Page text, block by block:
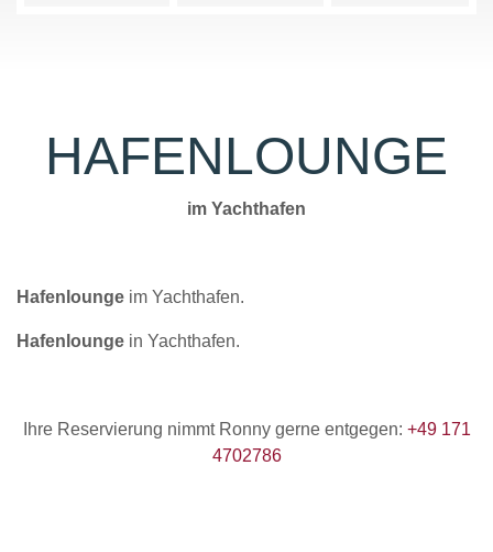
HAFENLOUNGE
im Yachthafen
Hafenlounge im Yachthafen.
Hafenlounge in Yachthafen.
Ihre Reservierung nimmt Ronny gerne entgegen: +49 171
4702786